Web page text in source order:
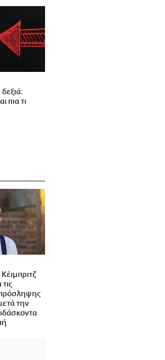
πια τι
πρόσληψης
την